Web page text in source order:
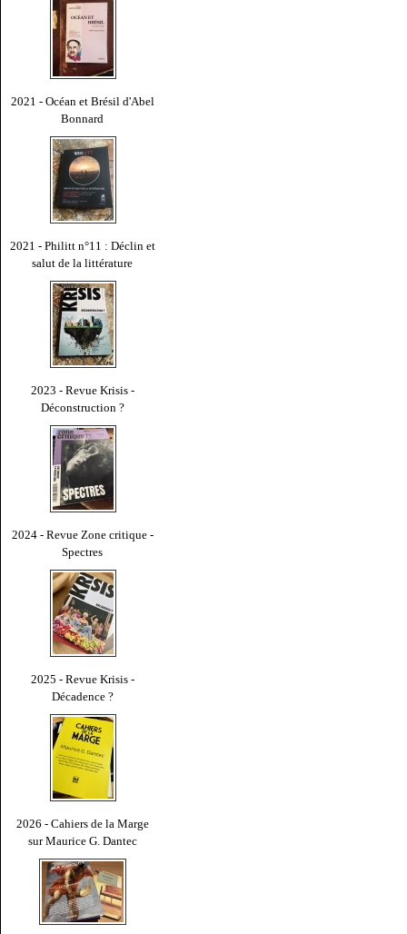
2021 - Océan et Brésil d'Abel
Bonnard
2021 - Philitt n°11 : Déclin et
salut de la littérature
2023 - Revue Krisis -
Déconstruction ?
2024 - Revue Zone critique -
Spectres
2025 - Revue Krisis -
Décadence ?
2026 - Cahiers de la Marge
sur Maurice G. Dantec